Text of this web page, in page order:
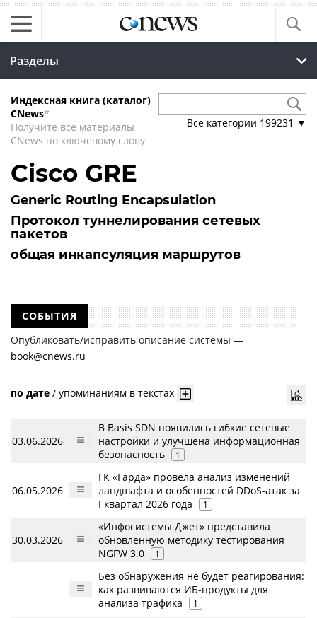
Разделы
Индексная книга (каталог)
CNews*
Получите все материалы
CNews по ключевому слову
Все категории 199231 ▼
Cisco GRE
Generic Routing Encapsulation
Протокол туннелирования сетевых
пакетов
общая инкапсуляция маршрутов
СОБЫТИЯ
Опубликовать/исправить описание системы —
book@cnews.ru
по дате / упоминаниям в текстах
03.06.2026
В Basis SDN появились гибкие сетевые
настройки и улучшена информационная
безопасность
1
06.05.2026
ГК «Гарда» провела анализ изменений
ландшафта и особенностей DDoS-атак за
I квартал 2026 года
1
30.03.2026
«Инфосистемы Джет» представила
обновленную методику тестирования
NGFW 3.0
1
Без обнаружения не будет реагирования:
как развиваются ИБ-продукты для
анализа трафика
1